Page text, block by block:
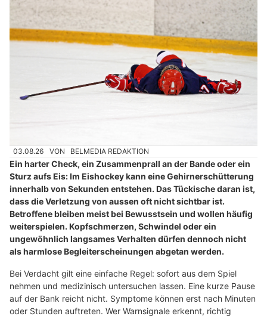
03.08.26 VON BELMEDIA REDAKTION
Ein harter Check, ein Zusammenprall an der Bande oder ein
Sturz aufs Eis: Im Eishockey kann eine Gehirnerschütterung
innerhalb von Sekunden entstehen. Das Tückische daran ist,
dass die Verletzung von aussen oft nicht sichtbar ist.
Betroffene bleiben meist bei Bewusstsein und wollen häufig
weiterspielen. Kopfschmerzen, Schwindel oder ein
ungewöhnlich langsames Verhalten dürfen dennoch nicht
als harmlose Begleiterscheinungen abgetan werden.
Bei Verdacht gilt eine einfache Regel: sofort aus dem Spiel
nehmen und medizinisch untersuchen lassen. Eine kurze Pause
auf der Bank reicht nicht. Symptome können erst nach Minuten
oder Stunden auftreten. Wer Warnsignale erkennt, richtig